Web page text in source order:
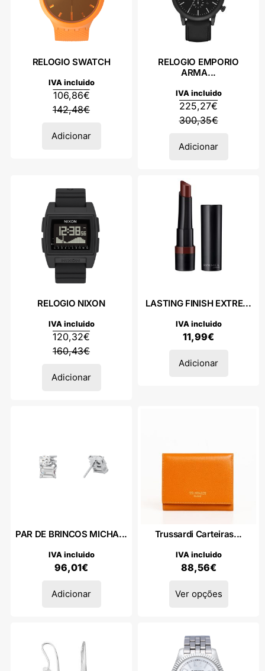
RELOGIO SWATCH
142,48€
106,86€
IVA incluido
Adicionar
RELOGIO EMPORIO
ARMA...
300,35€
225,27€
IVA incluido
Adicionar
RELOGIO NIXON
160,43€
120,32€
IVA incluido
Adicionar
LASTING FINISH EXTRE...
11,99€
IVA incluido
Adicionar
PAR DE BRINCOS MICHA...
96,01€
IVA incluido
Adicionar
Trussardi Carteiras...
88,56€
IVA incluido
Ver opções